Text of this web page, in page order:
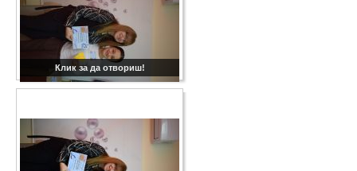
Клик за да отвориш!